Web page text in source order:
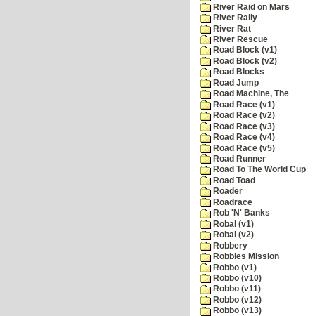
River Raid on Mars
River Rally
River Rat
River Rescue
Road Block (v1)
Road Block (v2)
Road Blocks
Road Jump
Road Machine, The
Road Race (v1)
Road Race (v2)
Road Race (v3)
Road Race (v4)
Road Race (v5)
Road Runner
Road To The World Cup
Road Toad
Roader
Roadrace
Rob 'N' Banks
Robal (v1)
Robal (v2)
Robbery
Robbies Mission
Robbo (v1)
Robbo (v10)
Robbo (v11)
Robbo (v12)
Robbo (v13)